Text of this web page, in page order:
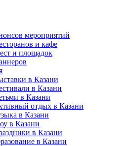
мероприятий
и кафе
и площадок
в Казани
в Казани
в Казани
отдых в Казани
в Казани
в Казани
в Казани
в Казани